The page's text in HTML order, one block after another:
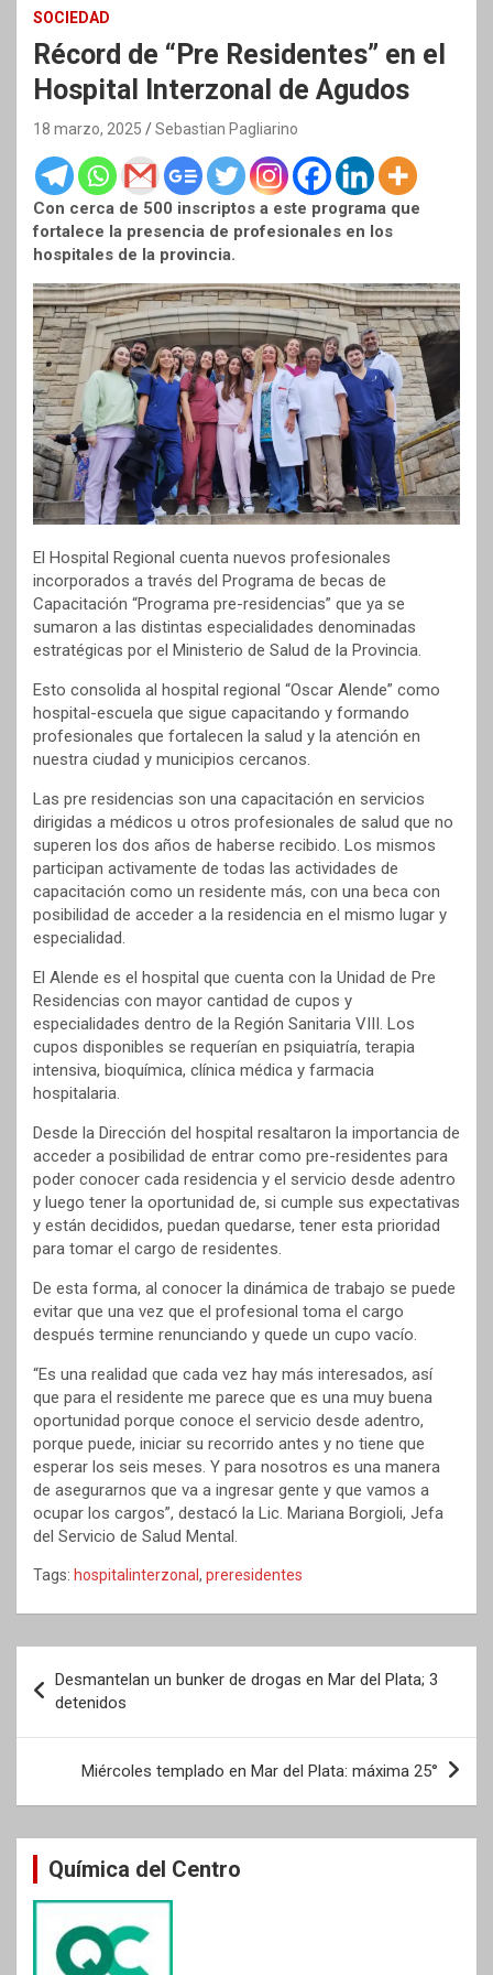
SOCIEDAD
Récord de “Pre Residentes” en el
Hospital Interzonal de Agudos
18 marzo, 2025 Sebastian Pagliarino
Con cerca de 500 inscriptos a este programa que
fortalece la presencia de profesionales en los
hospitales de la provincia.
El Hospital Regional cuenta nuevos profesionales
incorporados a través del Programa de becas de
Capacitación “Programa pre-residencias” que ya se
sumaron a las distintas especialidades denominadas
estratégicas por el Ministerio de Salud de la Provincia.
Esto consolida al hospital regional “Oscar Alende” como
hospital-escuela que sigue capacitando y formando
profesionales que fortalecen la salud y la atención en
nuestra ciudad y municipios cercanos.
Las pre residencias son una capacitación en servicios
dirigidas a médicos u otros profesionales de salud que no
superen los dos años de haberse recibido. Los mismos
participan activamente de todas las actividades de
capacitación como un residente más, con una beca con
posibilidad de acceder a la residencia en el mismo lugar y
especialidad.
El Alende es el hospital que cuenta con la Unidad de Pre
Residencias con mayor cantidad de cupos y
especialidades dentro de la Región Sanitaria VIII. Los
cupos disponibles se requerían en psiquiatría, terapia
intensiva, bioquímica, clínica médica y farmacia
hospitalaria.
Desde la Dirección del hospital resaltaron la importancia de
acceder a posibilidad de entrar como pre-residentes para
poder conocer cada residencia y el servicio desde adentro
y luego tener la oportunidad de, si cumple sus expectativas
y están decididos, puedan quedarse, tener esta prioridad
para tomar el cargo de residentes.
De esta forma, al conocer la dinámica de trabajo se puede
evitar que una vez que el profesional toma el cargo
después termine renunciando y quede un cupo vacío.
“Es una realidad que cada vez hay más interesados, así
que para el residente me parece que es una muy buena
oportunidad porque conoce el servicio desde adentro,
porque puede, iniciar su recorrido antes y no tiene que
esperar los seis meses. Y para nosotros es una manera
de asegurarnos que va a ingresar gente y que vamos a
ocupar los cargos”, destacó la Lic. Mariana Borgioli, Jefa
del Servicio de Salud Mental.
Tags: hospitalinterzonal , preresidentes
de
entradas
Desmantelan un bunker de drogas en Mar del Plata; 3
detenidos
Miércoles templado en Mar del Plata: máxima 25°
Química del Centro